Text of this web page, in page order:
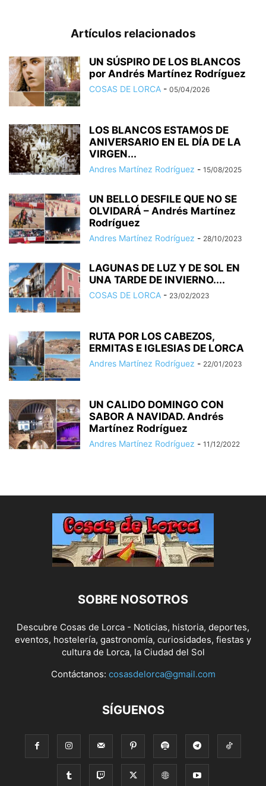
Artículos relacionados
UN SÚSPIRO DE LOS BLANCOS
por Andrés Martínez Rodríguez
COSAS DE LORCA - 05/04/2026
LOS BLANCOS ESTAMOS DE
ANIVERSARIO EN EL DÍA DE LA
VIRGEN...
Andres Martínez Rodríguez - 15/08/2025
UN BELLO DESFILE QUE NO SE
OLVIDARÁ – Andrés Martínez
Rodríguez
Andres Martínez Rodríguez - 28/10/2023
LAGUNAS DE LUZ Y DE SOL EN
UNA TARDE DE INVIERNO....
COSAS DE LORCA - 23/02/2023
RUTA POR LOS CABEZOS,
ERMITAS E IGLESIAS DE LORCA
Andres Martínez Rodríguez - 22/01/2023
UN CALIDO DOMINGO CON
SABOR A NAVIDAD. Andrés
Martínez Rodríguez
Andres Martínez Rodríguez - 11/12/2022
SOBRE NOSOTROS
Descubre Cosas de Lorca - Noticias, historia, deportes,
eventos, hostelería, gastronomía, curiosidades, fiestas y
cultura de Lorca, la Ciudad del Sol
Contáctanos: cosasdelorca@gmail.com
SÍGUENOS